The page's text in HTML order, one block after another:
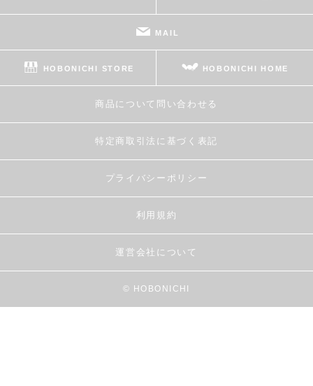
MAIL
HOBONICHI STORE HOBONICHI HOME
商品について問い合わせる
特定商取引法に基づく表記
プライバシーポリシー
利用規約
運営会社について
© HOBONICHI